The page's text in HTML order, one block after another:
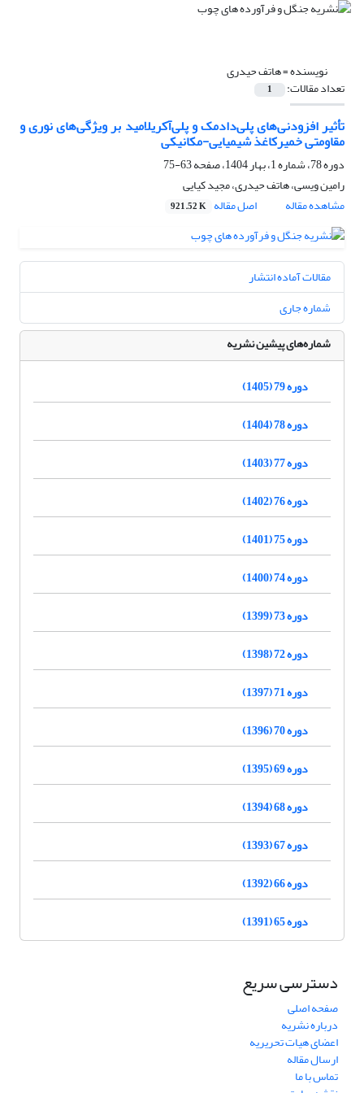
نویسنده =هاتف حیدری
تعداد مقالات: 1
تأثیر افزودنی‌های پلی‌دادمک و پلی‌آکریلامید بر ویژگی‌های نوری و
مقاومتی خمیرکاغذ شیمیایی-مکانیکی
دوره 78، شماره 1، بهار 1404، صفحه
63-75
رامین ویسی، هاتف حیدری، مجید کیایی
مشاهده مقاله
اصل مقاله 921.52 K
مقالات آماده انتشار
شماره جاری
شماره‌های پیشین نشریه
دوره 79 (1405)
دوره 78 (1404)
دوره 77 (1403)
دوره 76 (1402)
دوره 75 (1401)
دوره 74 (1400)
دوره 73 (1399)
دوره 72 (1398)
دوره 71 (1397)
دوره 70 (1396)
دوره 69 (1395)
دوره 68 (1394)
دوره 67 (1393)
دوره 66 (1392)
دوره 65 (1391)
دسترسی سریع
صفحه اصلی
درباره نشریه
اعضای هیات تحریریه
ارسال مقاله
تماس با ما